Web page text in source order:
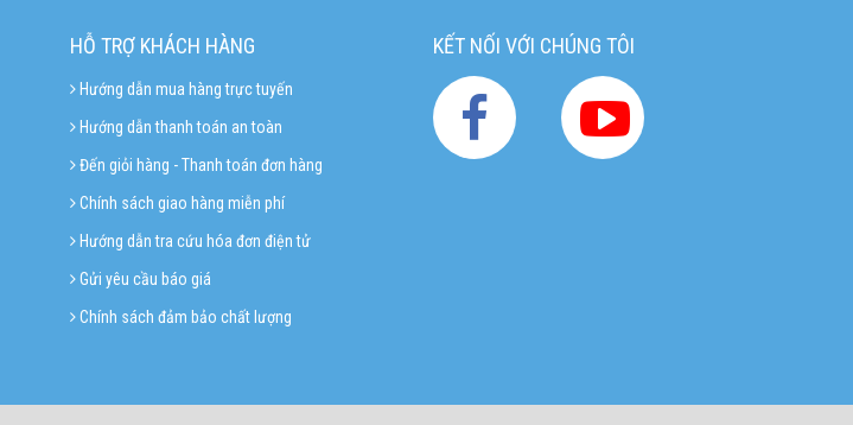
HỖ TRỢ KHÁCH HÀNG
Hướng dẫn mua hàng trực tuyến
Hướng dẫn thanh toán an toàn
Đến giỏi hàng - Thanh toán đơn hàng
Chính sách giao hàng miễn phí
Hướng dẫn tra cứu hóa đơn điện tử
Gửi yêu cầu báo giá
Chính sách đảm bảo chất lượng
KẾT NỐI VỚI CHÚNG TÔI